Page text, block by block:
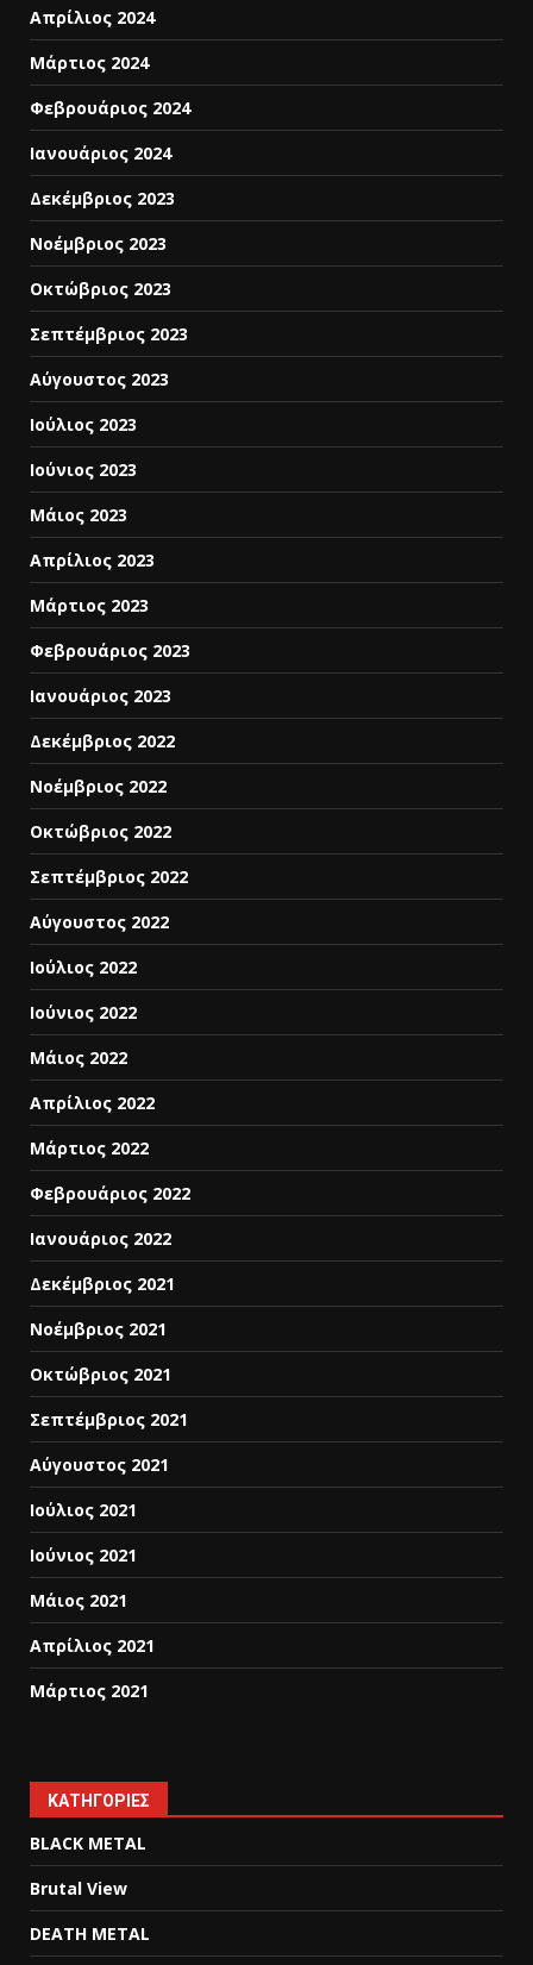
Απρίλιος 2024
Μάρτιος 2024
Φεβρουάριος 2024
Ιανουάριος 2024
Δεκέμβριος 2023
Νοέμβριος 2023
Οκτώβριος 2023
Σεπτέμβριος 2023
Αύγουστος 2023
Ιούλιος 2023
Ιούνιος 2023
Μάιος 2023
Απρίλιος 2023
Μάρτιος 2023
Φεβρουάριος 2023
Ιανουάριος 2023
Δεκέμβριος 2022
Νοέμβριος 2022
Οκτώβριος 2022
Σεπτέμβριος 2022
Αύγουστος 2022
Ιούλιος 2022
Ιούνιος 2022
Μάιος 2022
Απρίλιος 2022
Μάρτιος 2022
Φεβρουάριος 2022
Ιανουάριος 2022
Δεκέμβριος 2021
Νοέμβριος 2021
Οκτώβριος 2021
Σεπτέμβριος 2021
Αύγουστος 2021
Ιούλιος 2021
Ιούνιος 2021
Μάιος 2021
Απρίλιος 2021
Μάρτιος 2021
KΑΤΗΓΟΡΊΕΣ
BLACK METAL
Brutal View
DEATH METAL